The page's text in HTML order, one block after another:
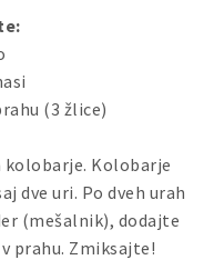
(3 žlice)
kolobarje. Kolobarje
dve uri. Po dveh urah
(mešalnik), dodajte
prahu. Zmiksajte!